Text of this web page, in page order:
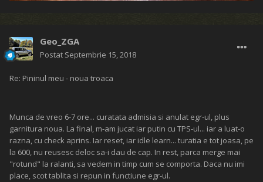
Geo_ZGA
Postat Septembrie 15, 2018
Re: Pininul meu - noua troaca
Munca de vreo 6-7 ore... curatata admisia si anulat egr-ul, plus
garnitura noua. La final, m-am jucat iar putin cu TPS-ul... iar a luat-o
razna, cu check aprins. Iar reset, iar idle learn... turatia e tot joasa, pe
la 600, nu reusesc deloc sa-i dau de cap. In rest, parca merge mai
"rotund" la ralanti, sa vedem in timp cum se comporta. Daca nu imi
place, scot tablita si repun in functiune egr-ul.